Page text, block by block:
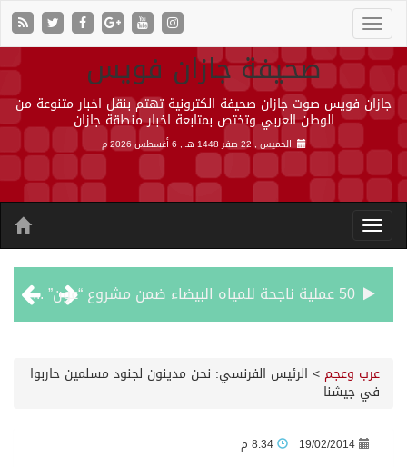
صحيفة جازان فويس
جازان فويس صوت جازان صحيفة الكترونية تهتم بنقل اخبار متنوعة من
الوطن العربي وتختص بمتابعة اخبار منطقة جازان
الخميس , 22 صفر 1448 هـ , 6 أغسطس 2026 م
50 عملية ناجحة للمياه البيضاء ضمن مشروع “عون” في جازان
عرب وعجم > الرئيس الفرنسي: نحن مدينون لجنود مسلمين حاربوا
في جيشنا
19/02/2014